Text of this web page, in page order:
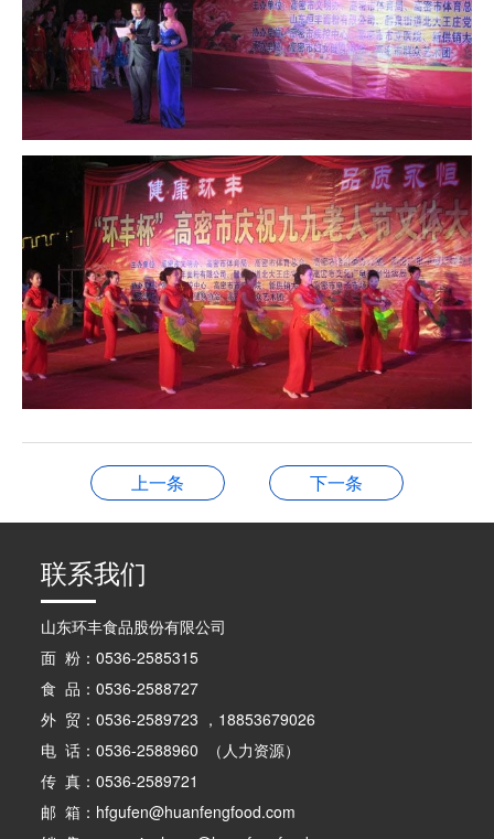
上一条 下一条
联系我们
山东环丰食品股份有限公司
面 粉：0536-2585315
食 品：0536-2588727
外 贸：0536-2589723 ，18853679026
电 话：0536-2588960 （人力资源）
传 真：0536-2589721
邮 箱：hfgufen@huanfengfood.com